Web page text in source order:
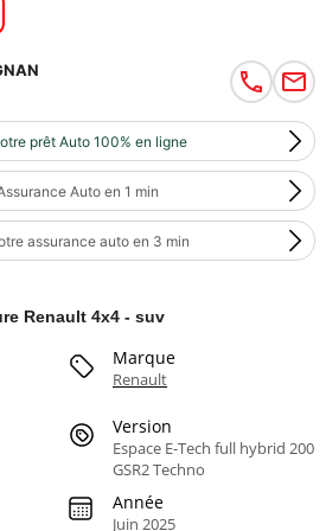
prêt Auto 100% en ligne
Auto en 1 min
assurance auto en 3 min
Renault 4x4 - suv
Marque
Renault
Version
Espace E-Tech full hybrid 200
GSR2 Techno
Année
Juin 2025